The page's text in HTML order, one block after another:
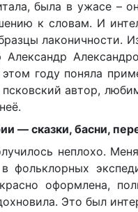
была в ужасе –
к словам. И
лаконичности.
году поняла
автор,
— сказки, басни,
неплохо.
оформлена,
Это был